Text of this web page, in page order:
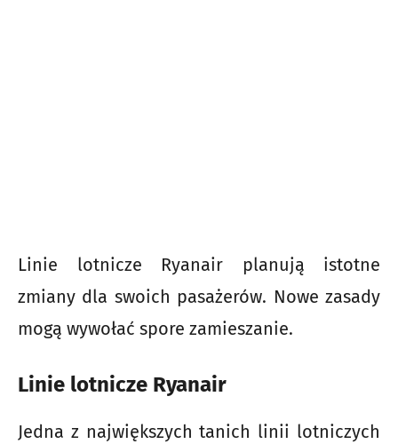
Linie lotnicze Ryanair planują istotne
zmiany dla swoich pasażerów. Nowe zasady
mogą wywołać spore zamieszanie.
Linie lotnicze Ryanair
Jedna z największych tanich linii lotniczych